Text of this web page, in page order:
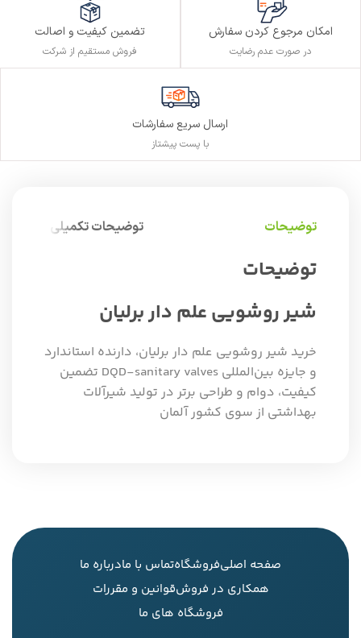
امکان مرجوع کردن سفارش
در صورت عدم رضایت
تضمین کیفیت و اصالت
فروش مستقیم از شرکت
ارسال سریع سفارشات
با پست پیشتاز
توضیحات توضیحات تکمیلی
توضیحات
شیر روشویی علم دار برلیان
خرید شیر روشویی علم دار برلیان، دارنده استاندارد
و جایزه بین‌المللی DQD-sanitary valves تضمین
کیفیت، دوام و طراحی برتر در تولید شیرآلات
بهداشتی از سوی کشور آلمان
صفحه اصلیفروشگاهتماس با مادرباره ما
همکاری در فروشقوانین و مقررات
فروشگاه های ما